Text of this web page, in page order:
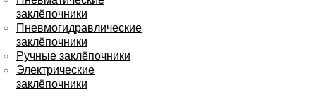
заклёпочники
Пневмогидравлические
заклёпочники
Ручные заклёпочники
Электрические
заклёпочники